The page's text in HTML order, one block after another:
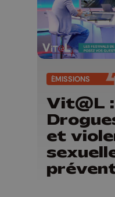
ÉMISSIONS
Vit@L :
et